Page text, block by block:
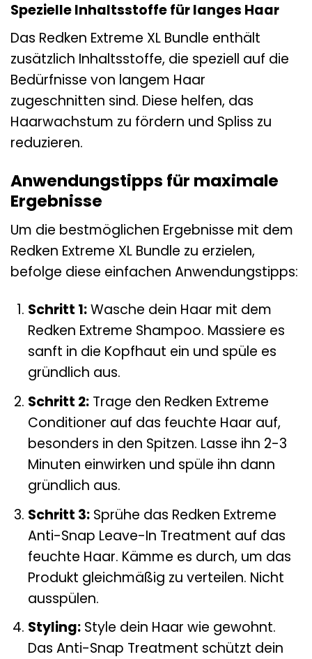
Spezielle Inhaltsstoffe für langes Haar
Das Redken Extreme XL Bundle enthält
zusätzlich Inhaltsstoffe, die speziell auf die
Bedürfnisse von langem Haar
zugeschnitten sind. Diese helfen, das
Haarwachstum zu fördern und Spliss zu
reduzieren.
Anwendungstipps für maximale
Ergebnisse
Um die bestmöglichen Ergebnisse mit dem
Redken Extreme XL Bundle zu erzielen,
befolge diese einfachen Anwendungstipps:
Schritt 1:Wasche dein Haar mit dem
Redken Extreme Shampoo. Massiere es
sanft in die Kopfhaut ein und spüle es
gründlich aus.
Schritt 2:Trage den Redken Extreme
Conditioner auf das feuchte Haar auf,
besonders in den Spitzen. Lasse ihn 2-3
Minuten einwirken und spüle ihn dann
gründlich aus.
Schritt 3:Sprühe das Redken Extreme
Anti-Snap Leave-In Treatment auf das
feuchte Haar. Kämme es durch, um das
Produkt gleichmäßig zu verteilen. Nicht
ausspülen.
Styling:Style dein Haar wie gewohnt.
Das Anti-Snap Treatment schützt dein